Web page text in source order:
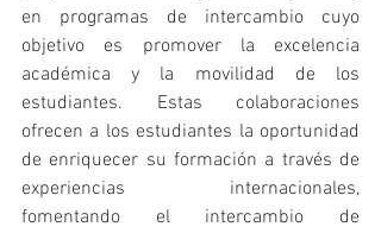
en programas de intercambio cuyo
objetivo es promover la excelencia
académica y la movilidad de los
estudiantes. Estas colaboraciones
ofrecen a los estudiantes la oportunidad
de enriquecer su formación a través de
experiencias internacionales,
fomentando el intercambio de